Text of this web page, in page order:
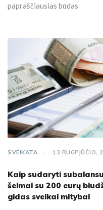
papraščiausias būdas
SVEIKATA 13 RUGPJŪČIO,
Kaip sudaryti
šeimai su 200 eurų
gidas sveikai mitybai